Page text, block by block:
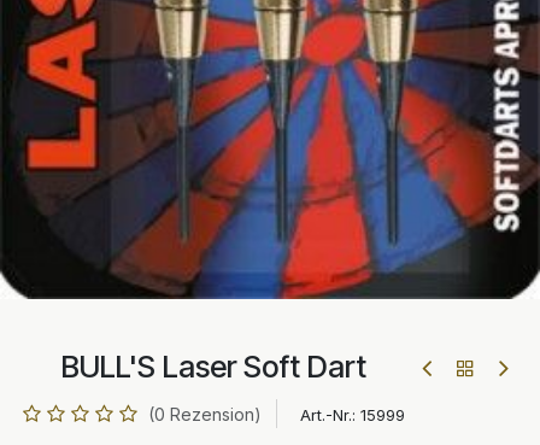
BULL'S Laser Soft Dart
(0 Rezension) Art.-Nr.: 15999